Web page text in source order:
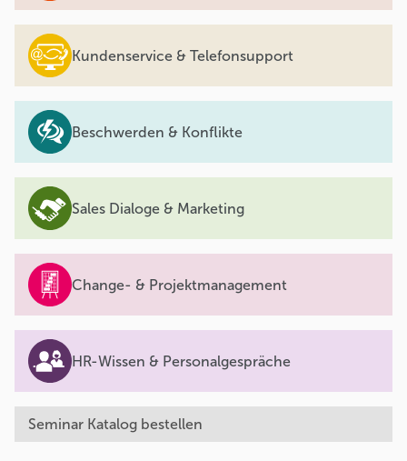
Kundenservice & Telefonsupport
Beschwerden & Konflikte
Sales Dialoge & Marketing
Change- & Projektmanagement
HR-Wissen & Personalgespräche
Seminar Katalog bestellen